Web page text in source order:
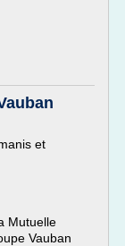
et
Mutuelle
Vauban